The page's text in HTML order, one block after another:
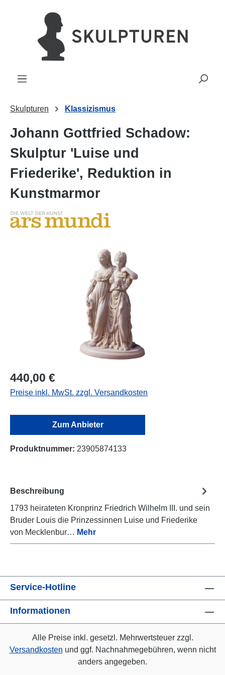
springen
Skulpturen Klassizismus
Johann Gottfried Schadow:
Skulptur 'Luise und
Friederike', Reduktion in
Kunstmarmor
Bildergalerie überspringen
440,00 €
Preise inkl. MwSt. zzgl. Versandkosten
Zum Anbieter
Produktnummer: 23905874133
Beschreibung
1793 heirateten Kronprinz Friedrich Wilhelm III. und sein
Bruder Louis die Prinzessinnen Luise und Friederike
von Mecklenbur… Mehr
Service-Hotline
Informationen
Alle Preise inkl. gesetzl. Mehrwertsteuer zzgl.
Versandkosten und ggf. Nachnahmegebühren, wenn nicht
anders angegeben.